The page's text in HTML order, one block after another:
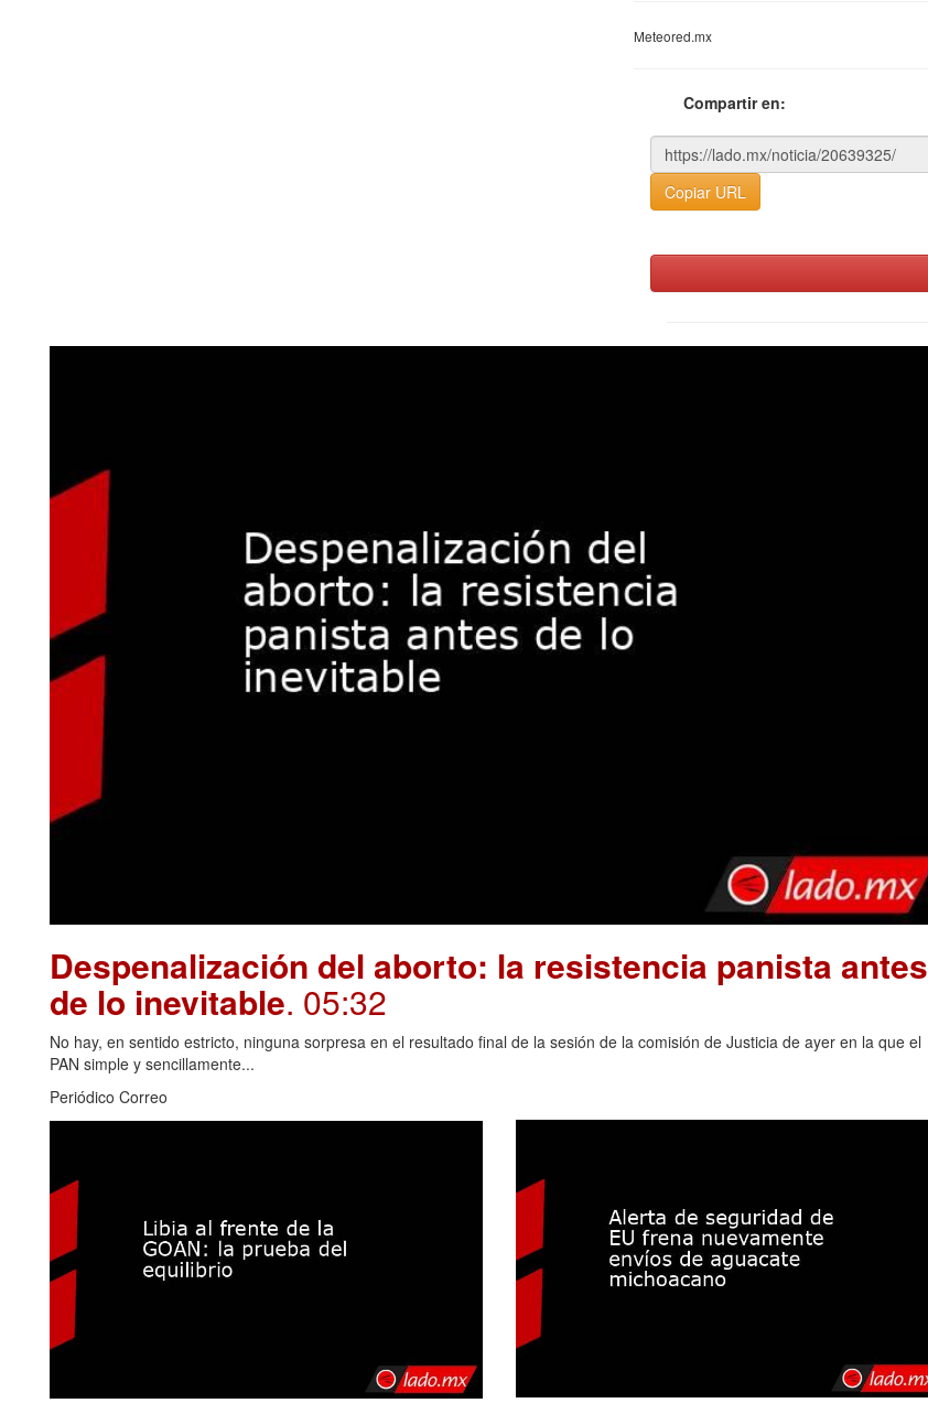
Meteored.mx
Compartir en:
Copiar URL
Despenalización del aborto: la resistencia panista antes
de lo inevitable. 05:32
No hay, en sentido estricto, ninguna sorpresa en el resultado final de la sesión de la comisión de Justicia de ayer en la que el
PAN simple y sencillamente...
Periódico Correo